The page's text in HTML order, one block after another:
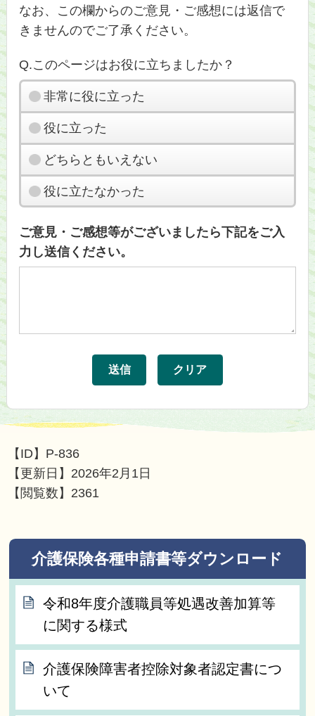
なお、この欄からのご意見・ご感想には返信で
きませんのでご了承ください。
Q.このページはお役に立ちましたか？
非常に役に立った
役に立った
どちらともいえない
役に立たなかった
ご意見・ご感想等がございましたら下記をご入
力し送信ください。
【ID】 P-836
【更新日】 2026年2月1日
【閲覧数】 2361
介護保険各種申請書等ダウンロード
令和8年度介護職員等処遇改善加算等
に関する様式
介護保険障害者控除対象者認定書につ
いて